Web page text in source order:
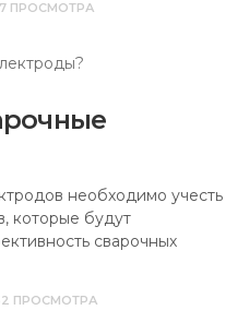
ПРОСМОТРА
необходимо учесть
которые будут
сварочных
ПРОСМОТРА